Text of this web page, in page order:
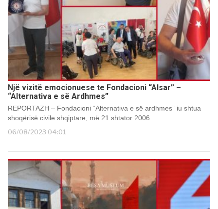
Një vizitë emocionuese te Fondacioni “Alsar” –
“Alternativa e së Ardhmes”
REPORTAZH – Fondacioni “Alternativa e së ardhmes” iu shtua
shoqërisë civile shqiptare, më 21 shtator 2006
06/08/2023 04:01